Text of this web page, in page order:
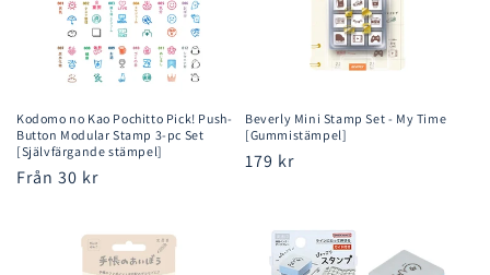
Kodomo no Kao Pochitto Pick! Push-
Button Modular Stamp 3-pc Set
[Självfärgande stämpel]
Ordinarie
Från 30 kr
Beverly Mini Stamp Set - My Time
[Gummistämpel]
Ordinarie
179 kr